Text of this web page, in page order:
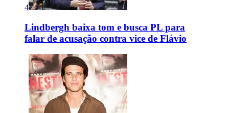
4
Lindbergh baixa tom e busca PL para
falar de acusação contra vice de Flávio